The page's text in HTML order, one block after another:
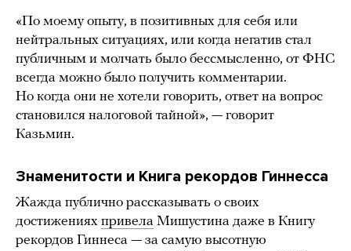
«По моему опыту, в позитивных для себя или
нейтральных ситуациях, или когда негатив стал
публичным и молчать было бессмысленно, от ФНС
всегда можно было получить комментарии.
Но когда они не хотели говорить, ответ на вопрос
становился налоговой тайной», — говорит
Казьмин.
Знаменитости и Книга рекордов Гиннесса
Жажда публично рассказывать о своих
достижениях привела Мишустина даже в Книгу
рекордов Гиннеса — за самую высотную